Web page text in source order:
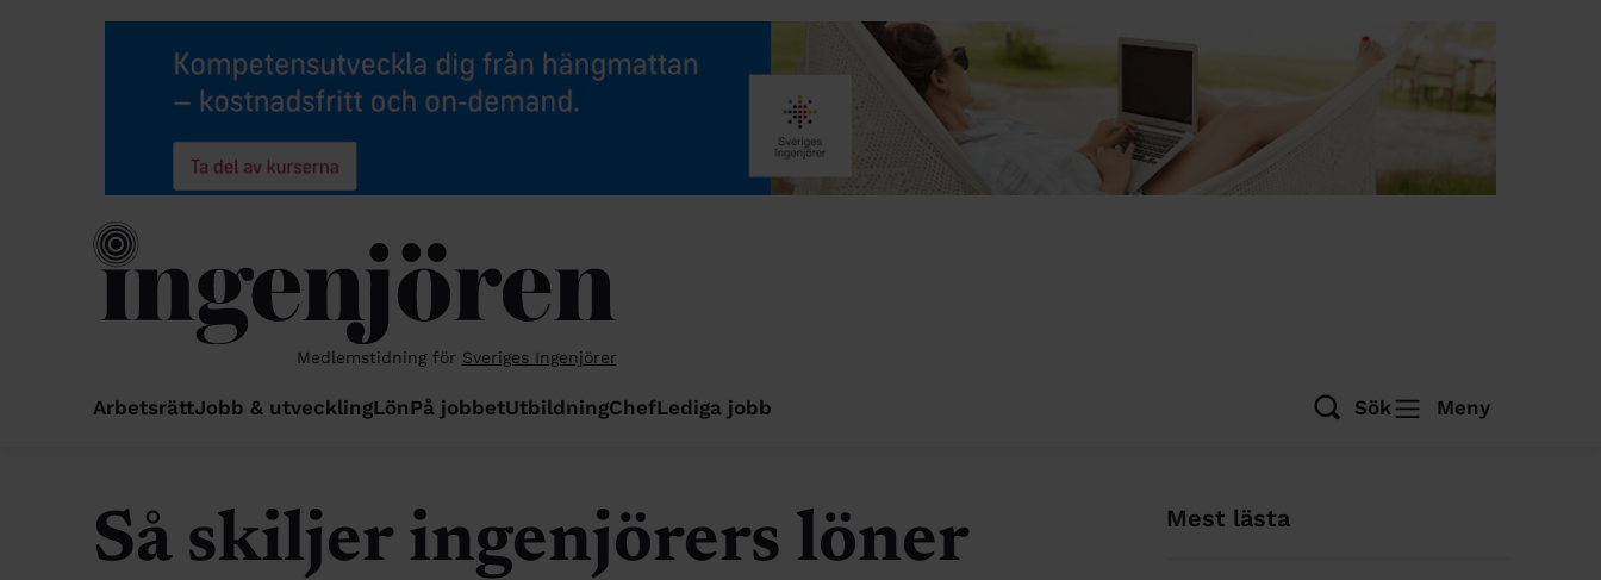
Medlemstidning för Sveriges Ingenjörer
ArbetsrättJobb & utvecklingLönPå jobbetUtbildningChefLediga jobb Sök Meny
Så skiljer ingenjörers löner
Mest lästa